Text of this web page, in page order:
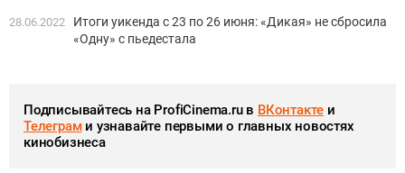
28.06.2022
Итоги уикенда с 23 по 26 июня: «Дикая» не сбросила
«Одну» с пьедестала
Подписывайтесь на ProfiCinema.ru в ВКонтакте и
Телеграми узнавайте первыми о главных новостях
кинобизнеса